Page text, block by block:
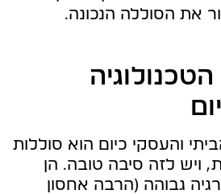
את הסוללה הנכונה.
הטכנולוגיה
והעסקי כיום הוא סוללות
ויש לזה סיבה טובה. הן
גבוהה (הרבה אחסון